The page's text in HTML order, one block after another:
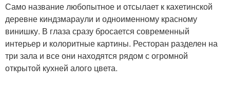
Само название любопытное и отсылает к кахетинской
деревне киндзмараули и одноименному красному
винишку. В глаза сразу бросается современный
интерьер и колоритные картины. Ресторан разделен на
три зала и все они находятся рядом с огромной
открытой кухней алого цвета.